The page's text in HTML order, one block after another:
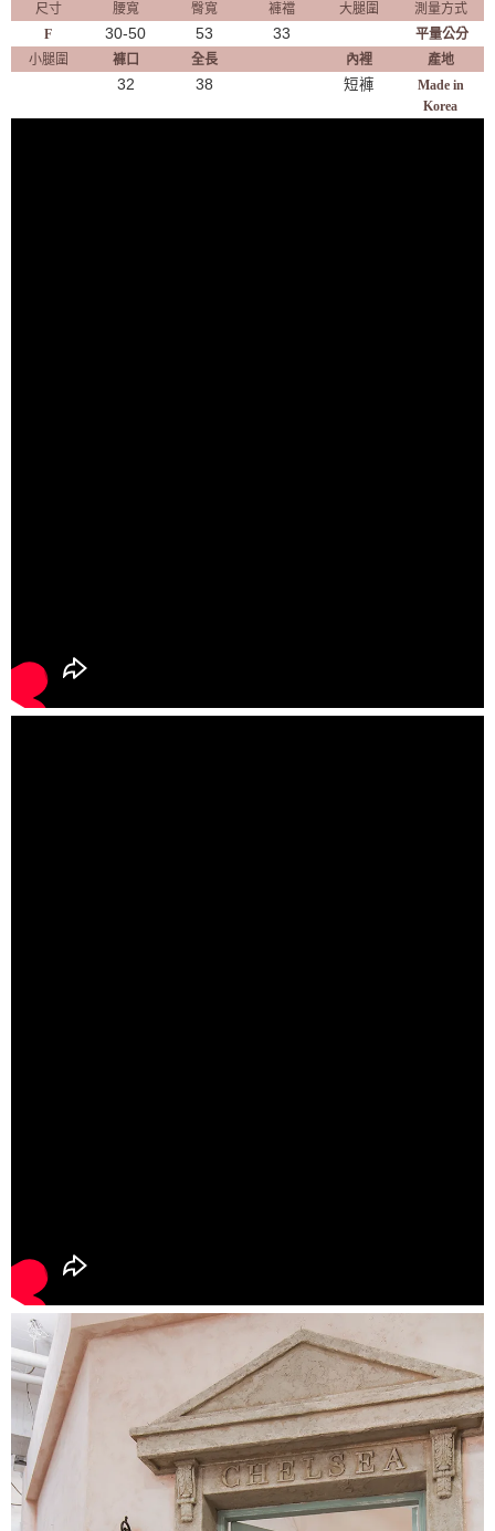
尺寸
腰寬 臀寬 褲襠 大腿圍
測量方式
F
30-50 53 33
平量公分
小腿圍
褲口 全長 內裡 產地
32 38 短褲
Made in
Korea